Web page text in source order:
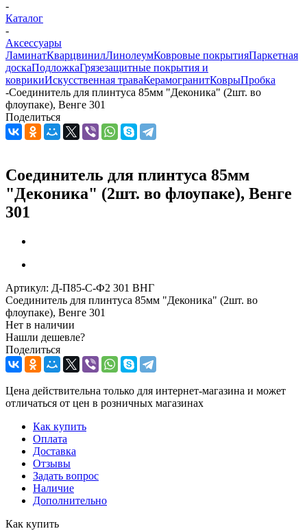
-
Каталог
-
Аксессуары
ЛаминатКварцвинилЛинолеумКовровые покрытияПаркетная
доскаПодложкаГрязезащитные покрытия и
коврикиИскусственная траваКерамогранитКоврыПробка
-Соединитель для плинтуса 85мм "Деконика" (2шт. во
флоупаке), Венге 301
Поделиться
Соединитель для плинтуса 85мм
"Деконика" (2шт. во флоупаке), Венге
301
Артикул: Д-П85-С-Ф2 301 ВНГ
Соединитель для плинтуса 85мм "Деконика" (2шт. во
флоупаке), Венге 301
Нет в наличии
Нашли дешевле?
Поделиться
Цена действительна только для интернет-магазина и может
отличаться от цен в розничных магазинах
Как купить
Оплата
Доставка
Отзывы
Задать вопрос
Наличие
Дополнительно
Как купить